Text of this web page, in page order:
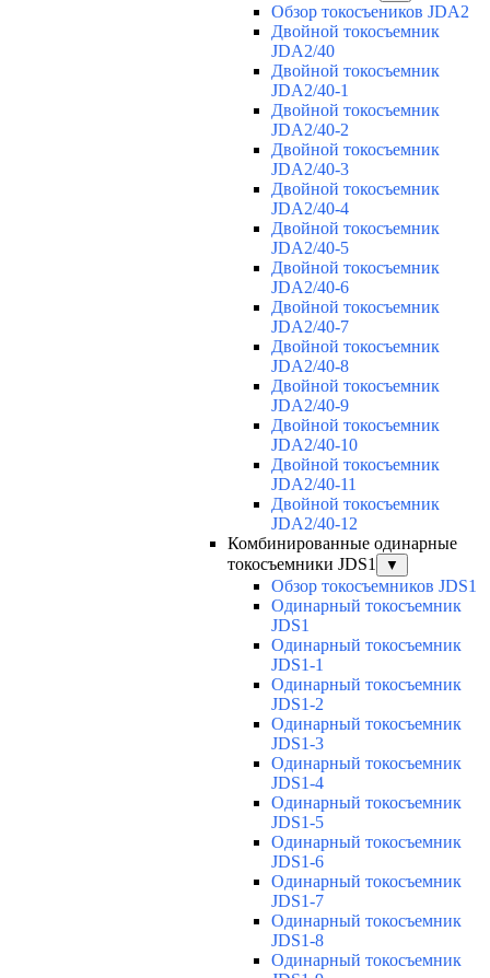
Обзор токосъеников JDA2
Двойной токосъемник
JDA2/40
Двойной токосъемник
JDA2/40-1
Двойной токосъемник
JDA2/40-2
Двойной токосъемник
JDA2/40-3
Двойной токосъемник
JDA2/40-4
Двойной токосъемник
JDA2/40-5
Двойной токосъемник
JDA2/40-6
Двойной токосъемник
JDA2/40-7
Двойной токосъемник
JDA2/40-8
Двойной токосъемник
JDA2/40-9
Двойной токосъемник
JDA2/40-10
Двойной токосъемник
JDA2/40-11
Двойной токосъемник
JDA2/40-12
Комбинированные одинарные
токосъемники JDS1
▼
Обзор токосъемников JDS1
Одинарный токосъемник
JDS1
Одинарный токосъемник
JDS1-1
Одинарный токосъемник
JDS1-2
Одинарный токосъемник
JDS1-3
Одинарный токосъемник
JDS1-4
Одинарный токосъемник
JDS1-5
Одинарный токосъемник
JDS1-6
Одинарный токосъемник
JDS1-7
Одинарный токосъемник
JDS1-8
Одинарный токосъемник